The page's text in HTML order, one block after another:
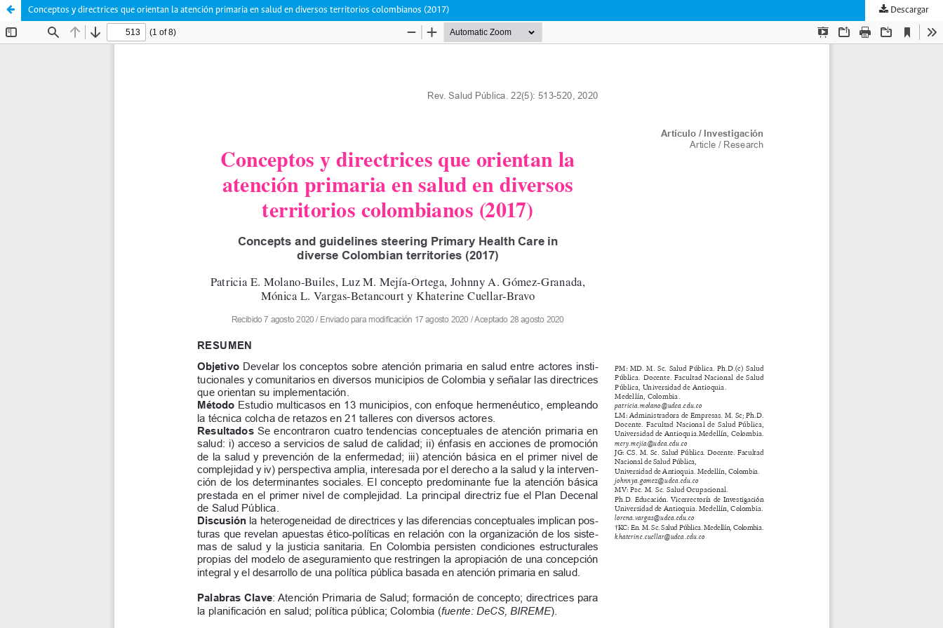
Conceptos y directrices que orientan la atención primaria en salud en diversos territorios colombianos (2017) Descargar